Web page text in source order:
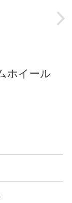
ホイール